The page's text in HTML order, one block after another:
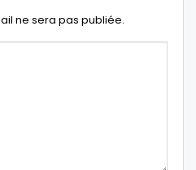
ne sera pas publiée.